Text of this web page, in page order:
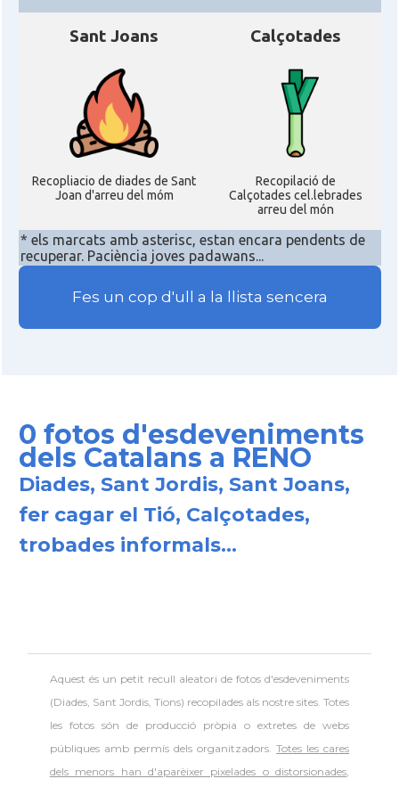
Casal
North American Catalan Society
(NACS)
Acció ACCIÓ a Austin
Acció Acció a New York
Acció ACCIÓ a Silicon Valley
Acció Acció a Washington DC
Acció ACCIÓ Miami
Delegació
Delegació del Govern als Estats
Units i Canadà (Washington)
Consolat Consolat general a Boston
Consolat Consolat general a Chicago
Consolat Consolat general a New York City
Sant Joans
Recopliacio de diades de Sant
Joan d'arreu del móm
Calçotades
Recopilació de
Calçotades cel.lebrades
arreu del món
* els marcats amb asterisc, estan encara pendents de
recuperar. Paciència joves padawans...
Fes un cop d'ull a la llista sencera
0 fotos d'esdeveniments
dels Catalans a RENO
Diades, Sant Jordis, Sant Joans,
fer cagar el Tió, Calçotades,
trobades informals...
Aquest és un petit recull aleatori defotos d'esdeveniments
(Diades, Sant Jordis, Tions) recopilades als nostre sites. Totes
les fotos són de producció pròpia o extretes de webs
públiques amb permís dels organitzadors.Totes les cares
dels menors han d'aparèixer pixelades o distorsionades,